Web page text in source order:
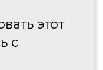
этот
с